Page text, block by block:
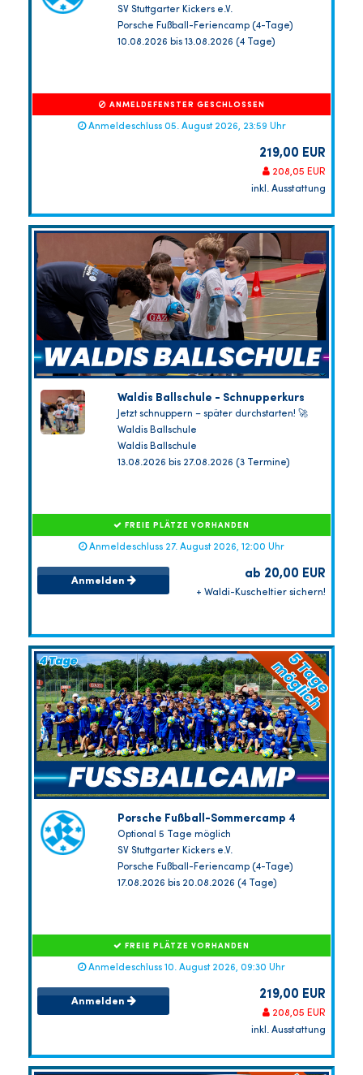
SV Stuttgarter Kickers e.V.
Porsche Fußball-Feriencamp (4-Tage)
10.08.2026 bis 13.08.2026 (4 Tage)
ANMELDEFENSTER GESCHLOSSEN
Anmeldeschluss 05. August 2026, 23:59 Uhr
219,00 EUR
208,05 EUR
inkl. Ausstattung
Waldis Ballschule - Schnupperkurs
Jetzt schnuppern – später durchstarten! 🚀
Waldis Ballschule
Waldis Ballschule
13.08.2026 bis 27.08.2026 (3 Termine)
FREIE PLÄTZE VORHANDEN
Anmeldeschluss 27. August 2026, 12:00 Uhr
Anmelden ab 20,00 EUR
+ Waldi-Kuscheltier sichern!
Porsche Fußball-Sommercamp 4
Optional 5 Tage möglich
SV Stuttgarter Kickers e.V.
Porsche Fußball-Feriencamp (4-Tage)
17.08.2026 bis 20.08.2026 (4 Tage)
FREIE PLÄTZE VORHANDEN
Anmeldeschluss 10. August 2026, 09:30 Uhr
Anmelden 219,00 EUR
208,05 EUR
inkl. Ausstattung